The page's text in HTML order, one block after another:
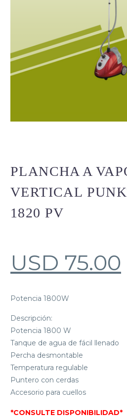
PLANCHA A
VERTICAL
1820 PV
USD 75.00
Potencia 1800W
Descripción:
Potencia 1800 W
Tanque de agua de fácil llenado
Percha desmontable
Temperatura regulable
Puntero con cerdas
Accesorio para cuellos
*CONSULTE DISPONIBILIDAD*